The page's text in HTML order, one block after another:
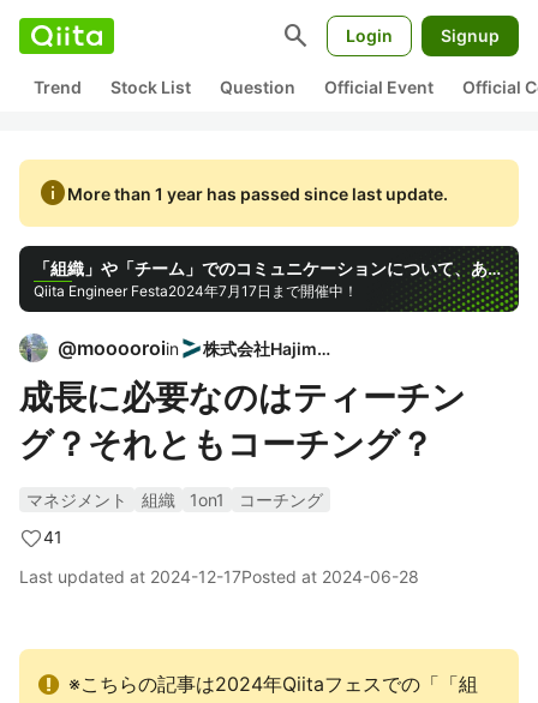
search Login Signup
Trend Stock List Question Official Event Official
infoMore than 1 year has passed since last update.
「組織」や「チーム」でのコミュニケーションについて、あなたの考えをシェアしよう!
Qiita Engineer Festa2024年7月17日まで開催中！
@mooooroiin 株式会社Hajimari
成長に必要なのはティーチン
グ？それともコーチング？
マネジメント 組織 1on1
コーチング
41
Last updated at 2024-12-17Posted at 2024-06-28
※こちらの記事は2024年Qiitaフェスでの「「組